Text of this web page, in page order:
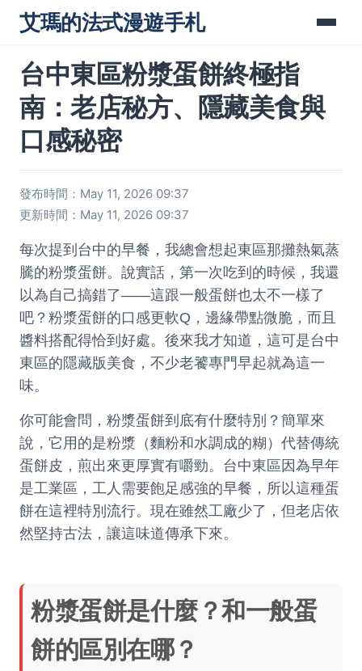
艾瑪的法式漫遊手札
台中東區粉漿蛋餅終極指
南：老店秘方、隱藏美食與
口感秘密
發布時間：May 11, 2026 09:37
更新時間：May 11, 2026 09:37
每次提到台中的早餐，我總會想起東區那攤熱氣蒸
騰的粉漿蛋餅。說實話，第一次吃到的時候，我還
以為自己搞錯了——這跟一般蛋餅也太不一樣了
吧？粉漿蛋餅的口感更軟Q，邊緣帶點微脆，而且
醬料搭配得恰到好處。後來我才知道，這可是台中
東區的隱藏版美食，不少老饕專門早起就為這一
味。
你可能會問，粉漿蛋餅到底有什麼特別？簡單來
說，它用的是粉漿（麵粉和水調成的糊）代替傳統
蛋餅皮，煎出來更厚實有嚼勁。台中東區因為早年
是工業區，工人需要飽足感強的早餐，所以這種蛋
餅在這裡特別流行。現在雖然工廠少了，但老店依
然堅持古法，讓這味道傳承下來。
粉漿蛋餅是什麼？和一般蛋
餅的區別在哪？